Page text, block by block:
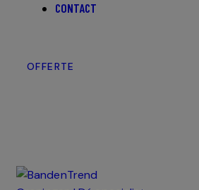
CONTACT
OFFERTE